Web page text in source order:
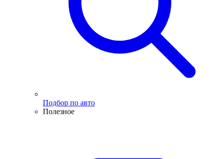
Подбор по авто
Полезное